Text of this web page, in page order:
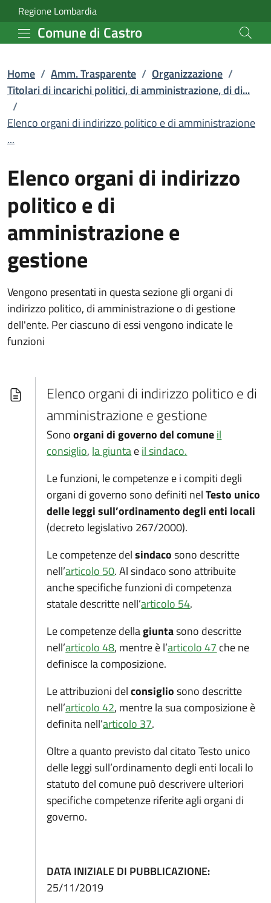
Vai al contenuto principale
Elenco organi di
Regione Lombardia
Comune di Castro
Home / Amm. Trasparente / Organizzazione /
Titolari di incarichi politici, di amministrazione, di di...
/
Elenco organi di indirizzo politico e di amministrazione
...
Elenco organi di indirizzo
politico e di
amministrazione e
gestione
Vengono presentati in questa sezione gli organi di
indirizzo politico, di amministrazione o di gestione
dell'ente. Per ciascuno di essi vengono indicate le
funzioni
Elenco organi di indirizzo politico e di
amministrazione e gestione
Sonoorgani di governo del comuneil
consiglio, la giuntaeil sindaco.
Le funzioni, le competenze e i compiti degli
organi di governo sono definiti nelTesto unico
delle leggi sull’ordinamento degli enti locali
(decreto legislativo 267/2000).
Le competenze delsindacosono descritte
nell’articolo 50(apre in un'altra scheda).
. Al sindaco sono attribuite
anche specifiche funzioni di competenza
statale descritte nell’articolo 54(apre in un'altra
.
Le competenze dellagiuntasono descritte
nell’articolo 48(apre in un'altra scheda).
, mentre è l’articolo 47 (apre in
che ne
definisce la composizione.
Le attribuzioni delconsigliosono descritte
nell’articolo 42(apre in un'altra scheda).
, mentre la sua composizione è
definita nell’articolo 37(apre in un'altra scheda).
.
Oltre a quanto previsto dal citato Testo unico
delle leggi sull’ordinamento degli enti locali lo
statuto del comune può descrivere ulteriori
specifiche competenze riferite agli organi di
governo.
DATA INIZIALE DI PUBBLICAZIONE:
25/11/2019